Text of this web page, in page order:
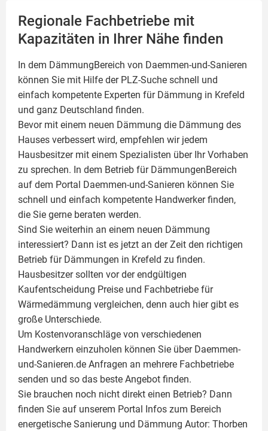
Regionale Fachbetriebe mit
Kapazitäten in Ihrer Nähe finden
In dem DämmungBereich von Daemmen-und-Sanieren
können Sie mit Hilfe der PLZ-Suche schnell und
einfach kompetente Experten für Dämmung in Krefeld
und ganz Deutschland finden.
Bevor mit einem neuen Dämmung die Dämmung des
Hauses verbessert wird, empfehlen wir jedem
Hausbesitzer mit einem Spezialisten über Ihr Vorhaben
zu sprechen. In dem Betrieb für DämmungenBereich
auf dem Portal Daemmen-und-Sanieren können Sie
schnell und einfach kompetente Handwerker finden,
die Sie gerne beraten werden.
Sind Sie weiterhin an einem neuen Dämmung
interessiert? Dann ist es jetzt an der Zeit den richtigen
Betrieb für Dämmungen in Krefeld zu finden.
Hausbesitzer sollten vor der endgültigen
Kaufentscheidung Preise und Fachbetriebe für
Wärmedämmung vergleichen, denn auch hier gibt es
große Unterschiede.
Um Kostenvoranschläge von verschiedenen
Handwerkern einzuholen können Sie über Daemmen-
und-Sanieren.de Anfragen an mehrere Fachbetriebe
senden und so das beste Angebot finden.
Sie brauchen noch nicht direkt einen Betrieb? Dann
finden Sie auf unserem Portal Infos zum Bereich
energetische Sanierung und Dämmung Autor: Thorben